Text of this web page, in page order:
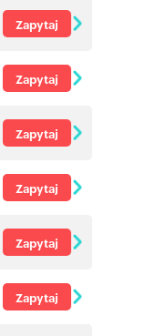
Zapytaj
Zapytaj
Zapytaj
Zapytaj
Zapytaj
Zapytaj